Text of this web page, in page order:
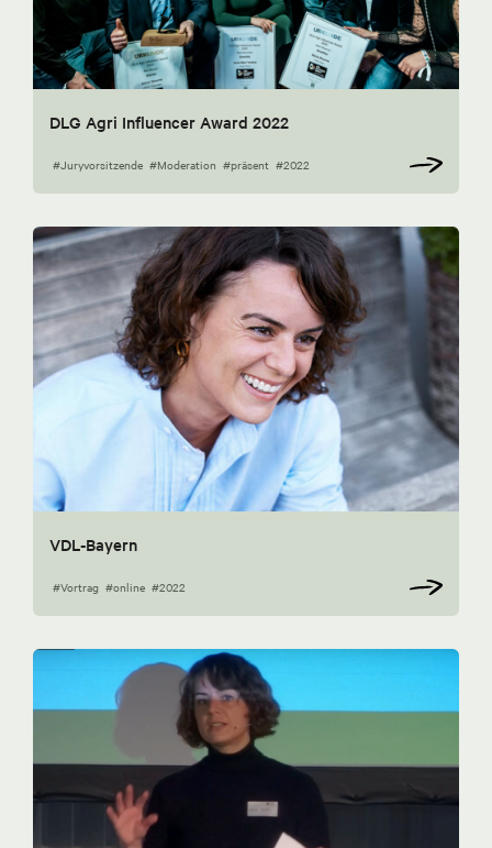
DLG Agri Influencer Award 2022
#Juryvorsitzende #Moderation #präsent #2022
VDL-Bayern
#Vortrag #online #2022